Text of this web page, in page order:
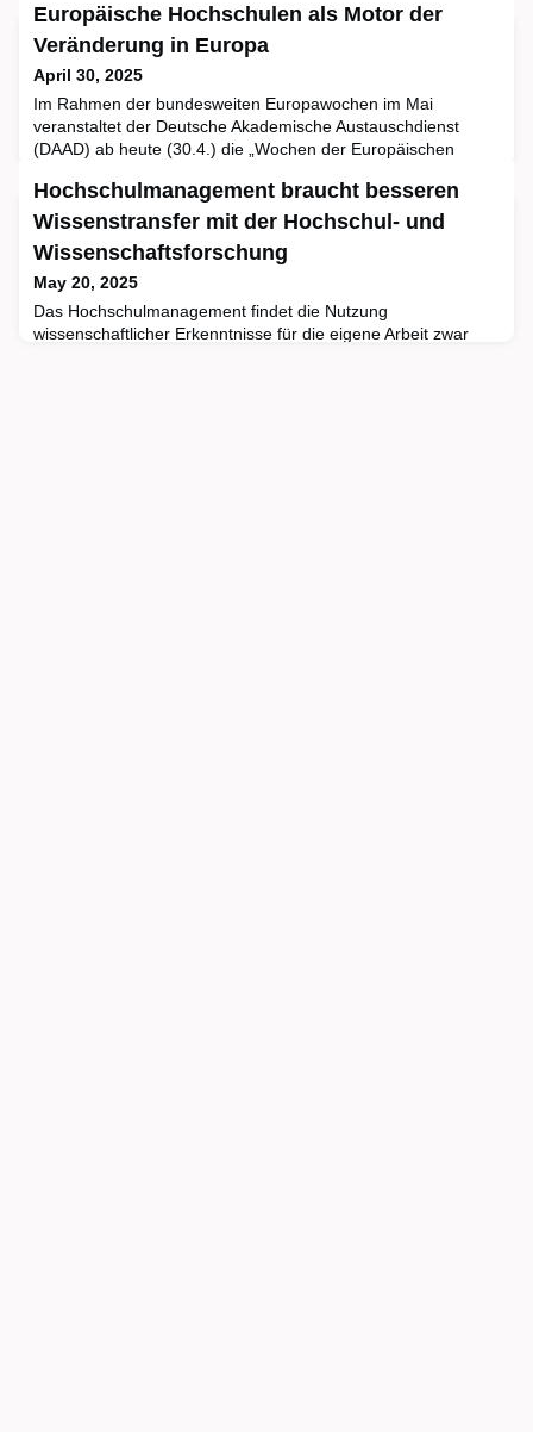
Europäische Hochschulen als Motor der
Veränderung in Europa
April 30, 2025
Im Rahmen der bundesweiten Europawochen im Mai
veranstaltet der Deutsche Akademische Austauschdienst
(DAAD) ab heute (30.4.) die „Wochen der Europäischen
Europatag am 9. Mai vielfältige Einblicke in die Arbeit der
Europäischen Hochschulallianzen. 37 deutsche Hochschulen
online.„Die Europäisc
Hochschulmanagement braucht besseren
Wissenstransfer mit der Hochschul- und
Wissenschaftsforschung
May 20, 2025
Das Hochschulmanagement findet die Nutzung
wissenschaftlicher Erkenntnisse für die eigene Arbeit zwar